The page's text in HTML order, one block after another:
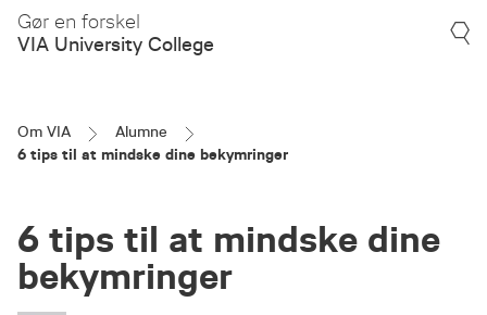
Gør en forskel
VIA University College
Om VIA
Alumne
6 tips til at mindske dine bekymringer
6 tips til at mindske dine
bekymringer